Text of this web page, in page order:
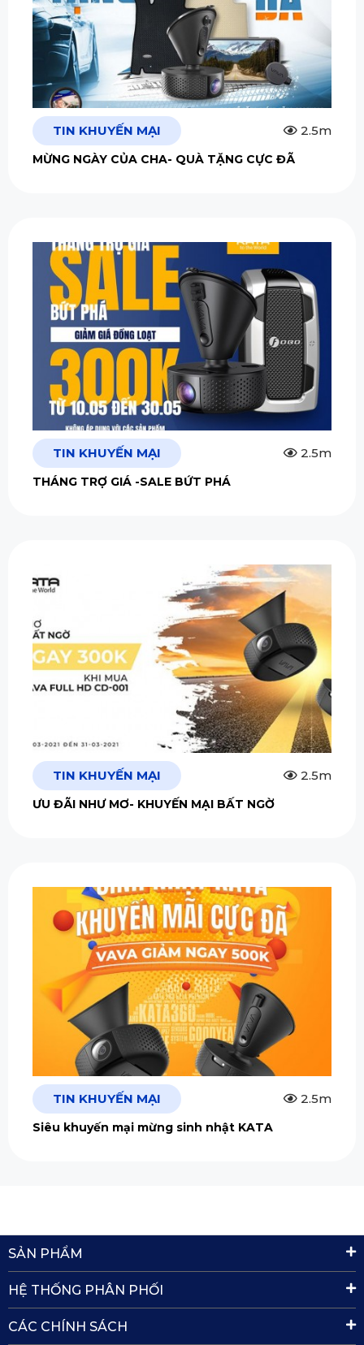
TIN KHUYẾN MẠI 2.5m
MỪNG NGÀY CỦA CHA- QUÀ TẶNG CỰC ĐÃ
TIN KHUYẾN MẠI 2.5m
THÁNG TRỢ GIÁ -SALE BỨT PHÁ
TIN KHUYẾN MẠI 2.5m
ƯU ĐÃI NHƯ MƠ- KHUYẾN MẠI BẤT NGỜ
TIN KHUYẾN MẠI 2.5m
Siêu khuyến mại mừng sinh nhật KATA
SẢN PHẨM
HỆ THỐNG PHÂN PHỐI
CÁC CHÍNH SÁCH